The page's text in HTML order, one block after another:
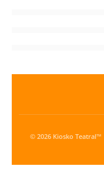
© 2026 Kiosko Teatral™